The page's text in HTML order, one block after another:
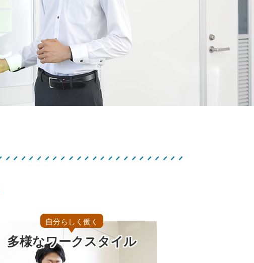
自分らしく働く
多様なワークスタイル